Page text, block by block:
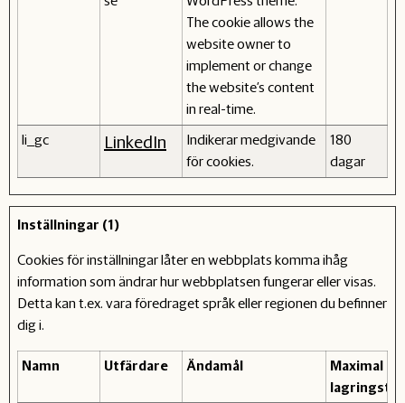
The cookie allows the
website owner to
implement or change
the website's content
in real-time.
li_gc
LinkedIn
Indikerar medgivande
för cookies.
180
dagar
Inställningar (1)
Cookies för inställningar låter en webbplats komma ihåg
information som ändrar hur webbplatsen fungerar eller visas.
Detta kan t.ex. vara föredraget språk eller regionen du befinner
dig i.
Namn Utfärdare Ändamål
Maximal
lagringstid